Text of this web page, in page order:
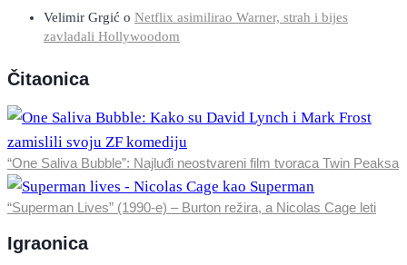
Velimir Grgić o Netflix asimilirao Warner, strah i bijes
zavladali Hollywoodom
Čitaonica
“One Saliva Bubble”: Najluđi neostvareni film tvoraca Twin Peaksa
“Superman Lives” (1990-e) – Burton režira, a Nicolas Cage leti
Igraonica